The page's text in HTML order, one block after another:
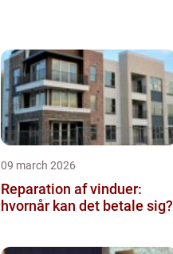
09 march 2026
Reparation af vinduer:
hvornår kan det betale sig?